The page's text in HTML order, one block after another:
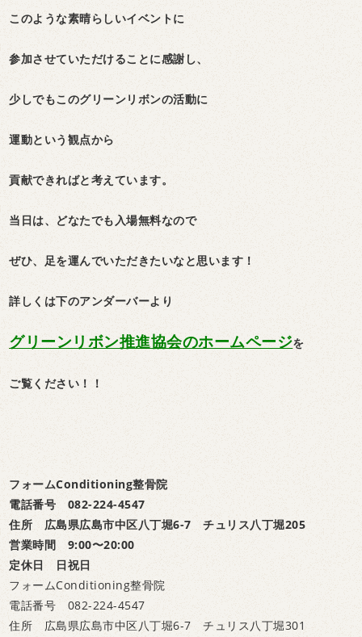
このような素晴らしいイベントに
参加させていただけることに感謝し、
少しでもこのグリーンリボンの活動に
運動という観点から
貢献できればと考えています。
当日は、どなたでも入場無料なので
ぜひ、足を運んでいただきたいなと思います！
詳しくは下のアンダーバーより
グリーンリボン推進協会のホームページを
ご覧ください！！
フォームConditioning整骨院
電話番号 082-224-4547
住所 広島県広島市中区八丁堀6-7 チュリス八丁堀205
営業時間 9:00〜20:00
定休日 日祝日
フォームConditioning整骨院
電話番号 082-224-4547
住所 広島県広島市中区八丁堀6-7 チュリス八丁堀301